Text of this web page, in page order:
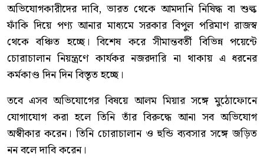
অভিযোগকারীদের দাবি, ভারত থেকে আমদানি নিষিদ্ধ বা শুল্ক
ফাঁকি দিয়ে পণ্য আনার মাধ্যমে সরকার বিপুল পরিমাণ রাজস্ব
থেকে বঞ্চিত হচ্ছে। বিশেষ করে সীমান্তবর্তী বিভিন্ন পয়েন্টে
চোরাচালান নিয়ন্ত্রণে কার্যকর নজরদারি না থাকায় এ ধরনের
কর্মকাণ্ড দিন দিন বিস্তৃত হচ্ছে।
তবে এসব অভিযোগের বিষয়ে আলম মিয়ার সঙ্গে মুঠোফোনে
যোগাযোগ করা হলে তিনি তাঁর বিরুদ্ধে আনা সব অভিযোগ
অস্বীকার করেন। তিনি চোরাচালান ও হুন্ডি ব্যবসার সঙ্গে জড়িত
নন বলে দাবি করেন।